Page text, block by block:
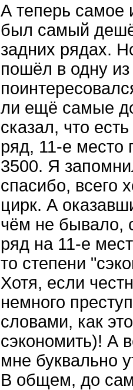
А теперь самое
был самый
задних рядах.
пошёл в одну из
ли ещё самые
сказал, что
ряд, 11-е место
3500. Я
спасибо, всего
цирк. А
чём не бывало,
ряд на 11-е
то степени
Хотя, если
немного
словами, как
сэкономить)! А
мне буквально
В общем, до